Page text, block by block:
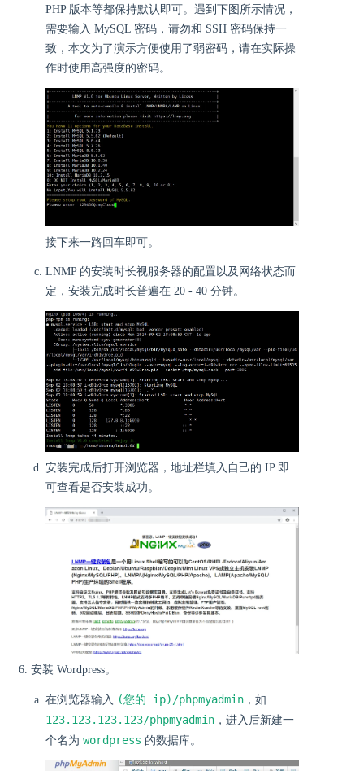
PHP 版本等都保持默认即可。遇到下图所示情况，
需要输入 MySQL 密码，请勿和 SSH 密码保持一
致，本文为了演示方便使用了弱密码，请在实际操
作时使用高强度的密码。
接下来一路回车即可。
LNMP 的安装时长视服务器的配置以及网络状态而
定，安装完成时长普遍在 20 - 40 分钟。
安装完成后打开浏览器，地址栏填入自己的 IP 即
可查看是否安装成功。
安装 Wordpress。
在浏览器输入 (您的 ip)/phpmyadmin ，如
123.123.123.123/phpmyadmin ，进入后新建一
个名为 wordpress 的数据库。